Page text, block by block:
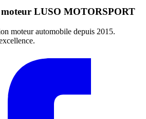
LUSO MOTORSPORT
moteur automobile depuis 2015.